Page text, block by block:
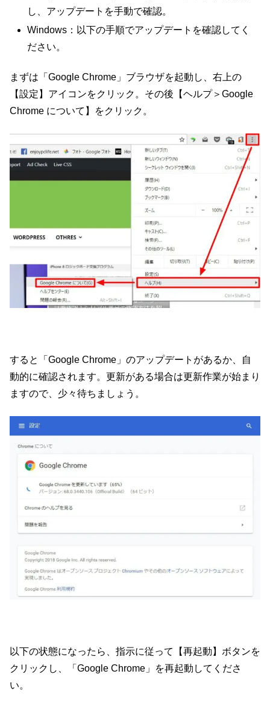
し、アップデートを手動で確認。
Windows：以下の手順でアップデートを確認してく
ださい。
まずは「Google Chrome」ブラウザを起動し、右上の
【設定】アイコンをクリック。その後【ヘルプ＞Google
Chrome について】をクリック。
すると「Google Chrome」のアップデートがあるか、自
動的に確認されます。更新がある場合は更新作業が始まり
ますので、少々待ちましょう。
以下の状態になったら、指示に従って【再起動】ボタンを
クリックし、「Google Chrome」を再起動してくださ
い。